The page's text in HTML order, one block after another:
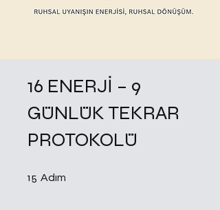
16 ENERJİ – 9
GÜNLÜK TEKRAR
PROTOKOLÜ
15 Adım